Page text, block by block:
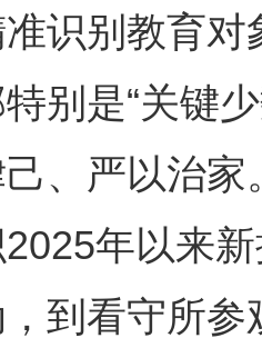
识别教育
别是“关键
、严以治
年以来
到看守所